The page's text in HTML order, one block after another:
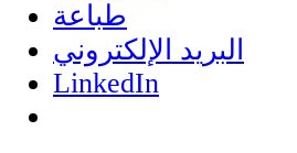
طباعة
البريد الإلكتروني
LinkedIn